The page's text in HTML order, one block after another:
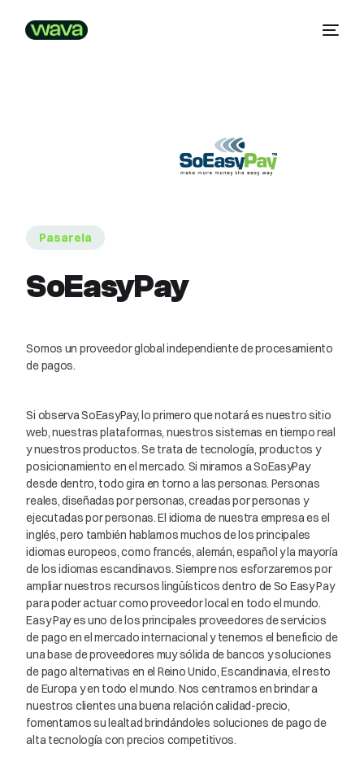
Pasarela
SoEasyPay
Somos un proveedor global independiente de procesamiento
de pagos.
Si observa SoEasyPay, lo primero que notará es nuestro sitio
web, nuestras plataformas, nuestros sistemas en tiempo real
y nuestros productos. Se trata de tecnología, productos y
posicionamiento en el mercado. Si miramos a SoEasyPay
desde dentro, todo gira en torno a las personas. Personas
reales, diseñadas por personas, creadas por personas y
ejecutadas por personas. El idioma de nuestra empresa es el
inglés, pero también hablamos muchos de los principales
idiomas europeos, como francés, alemán, español y la mayoría
de los idiomas escandinavos. Siempre nos esforzaremos por
ampliar nuestros recursos lingüísticos dentro de So Easy Pay
para poder actuar como proveedor local en todo el mundo.
Easy Pay es uno de los principales proveedores de servicios
de pago en el mercado internacional y tenemos el beneficio de
una base de proveedores muy sólida de bancos y soluciones
de pago alternativas en el Reino Unido, Escandinavia, el resto
de Europa y en todo el mundo. Nos centramos en brindar a
nuestros clientes una buena relación calidad-precio,
fomentamos su lealtad brindándoles soluciones de pago de
alta tecnología con precios competitivos.